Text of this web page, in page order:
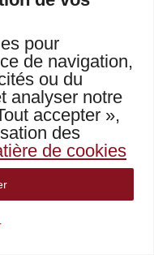
pour
de navigation,
ou du
analyser notre
accepter »,
des
de cookies